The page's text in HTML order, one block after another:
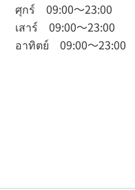
ศุกร์ 09:00～23:00
เสาร์ 09:00～23:00
อาทิตย์ 09:00～23:00